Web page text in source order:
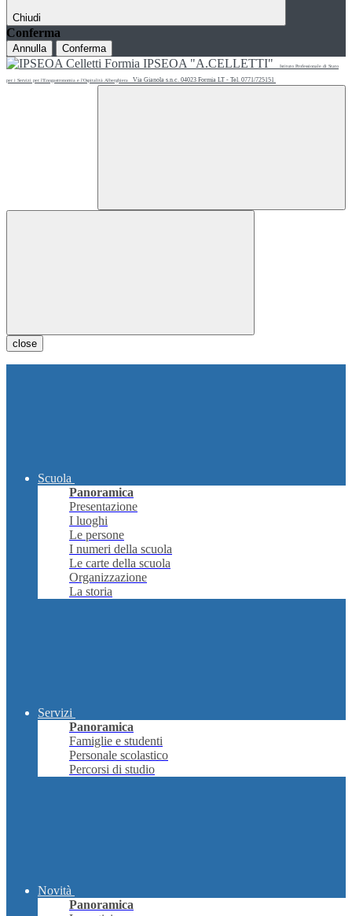
Chiudi
Conferma
Annulla Conferma
IPSEOA "A.CELLETTI" Istituto Professionale di Stato
per i Servizi per l'Enogastronomia e l'Ospitalità Alberghiera Via Gianola s.n.c. 04023 Formia LT - Tel. 0771/725151
close
Scuola
Panoramica
Presentazione
I luoghi
Le persone
I numeri della scuola
Le carte della scuola
Organizzazione
La storia
Servizi
Panoramica
Famiglie e studenti
Personale scolastico
Percorsi di studio
Novità
Panoramica